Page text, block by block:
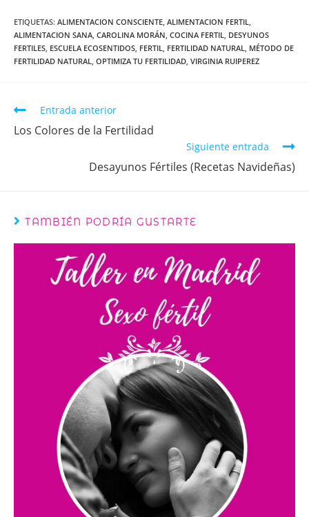
ETIQUETAS: ALIMENTACION CONSCIENTE, ALIMENTACION FERTIL,
ALIMENTACION SANA, CAROLINA MORÁN, COCINA FERTIL, DESYUNOS
FERTILES, ESCUELA ECOSENTIDOS, FERTIL, FERTILIDAD NATURAL, MÉTODO DE
FERTILIDAD NATURAL, OPTIMIZA TU FERTILIDAD, VIRGINIA RUIPEREZ
Entrada anterior
Los Colores de la Fertilidad
Siguiente entrada
Desayunos Fértiles (Recetas Navideñas)
TAMBIÉN PODRÍA GUSTARTE